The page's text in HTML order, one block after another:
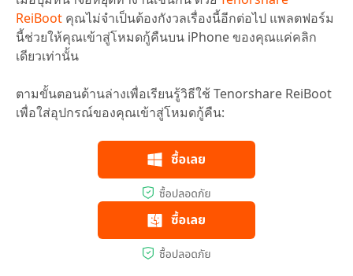
ReiBoot คุณไม่จำเป็นต้องกังวลเรื่องนี้อีกต่อไป แพลตฟอร์ม
นี้ช่วยให้คุณเข้าสู่โหมดกู้คืนบน iPhone ของคุณแค่คลิก
เดียวเท่านั้น
ตามขั้นตอนด้านล่างเพื่อเรียนรู้วิธีใช้ Tenorshare ReiBoot
เพื่อใส่อุปกรณ์ของคุณเข้าสู่โหมดกู้คืน: